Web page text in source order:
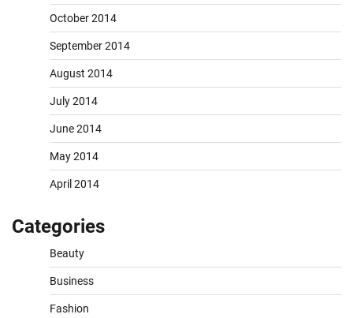
October 2014
September 2014
August 2014
July 2014
June 2014
May 2014
April 2014
Categories
Beauty
Business
Fashion